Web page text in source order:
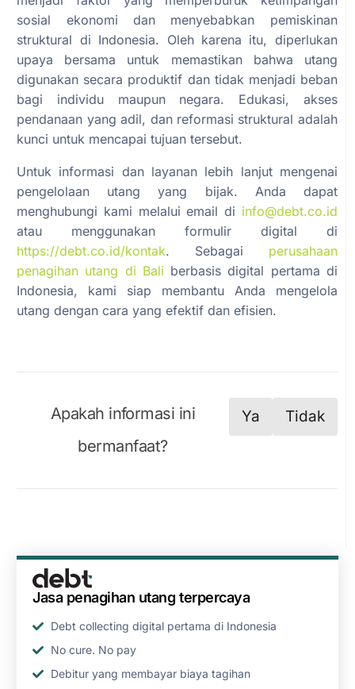
sosial ekonomi dan menyebabkan pemiskinan
struktural di Indonesia. Oleh karena itu, diperlukan
upaya bersama untuk memastikan bahwa utang
digunakan secara produktif dan tidak menjadi beban
bagi individu maupun negara. Edukasi, akses
pendanaan yang adil, dan reformasi struktural adalah
kunci untuk mencapai tujuan tersebut.
Untuk informasi dan layanan lebih lanjut mengenai
pengelolaan utang yang bijak. Anda dapat
menghubungi kami melalui email di info@debt.co.id
atau menggunakan formulir digital di
https://debt.co.id/kontak. Sebagai perusahaan
penagihan utang di Bali berbasis digital pertama di
Indonesia, kami siap membantu Anda mengelola
utang dengan cara yang efektif dan efisien.
Apakah informasi ini
bermanfaat?
Ya Tidak
Jasa penagihan utang terpercaya
Debt collecting digital pertama di Indonesia
No cure. No pay
Debitur yang membayar biaya tagihan